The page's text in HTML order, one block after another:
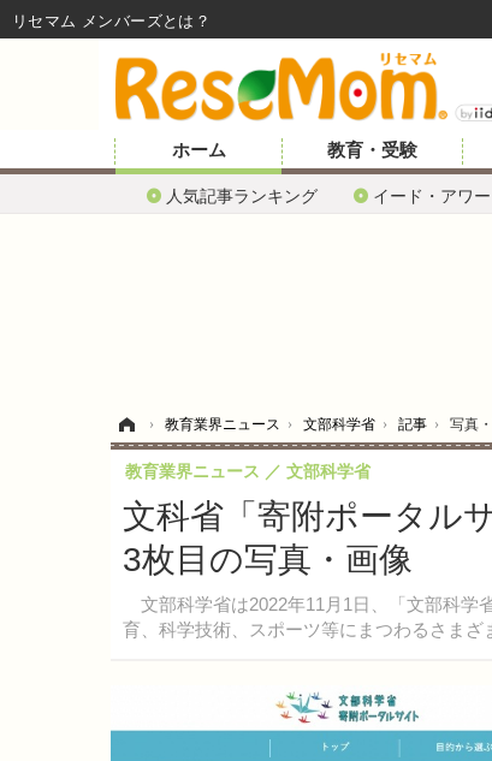
ホーム
人気記事ランキング イード・アワ
教育・受験
› 教育業界ニュース › 文部科学省 › 記事 › 写真
文科省「寄附ポータル
3枚目の写真・画像
文部科学省は2022年11月1日、「文部科学
育、科学技術、スポーツ等にまつわるさまざ
教育業界ニュース 文部科学省
リセマム メンバーズ